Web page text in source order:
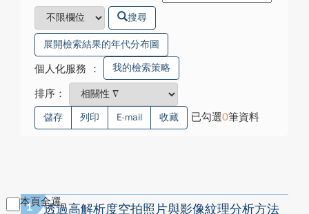
搜尋
展開檢索結果的年代分布圖
個人化服務 ： 我的檢索策略
排序：
儲存 列印 E-mail 收藏 已勾選0筆資料
本頁全選
1
透過高解析度空拍照片與影像紋理分析方法